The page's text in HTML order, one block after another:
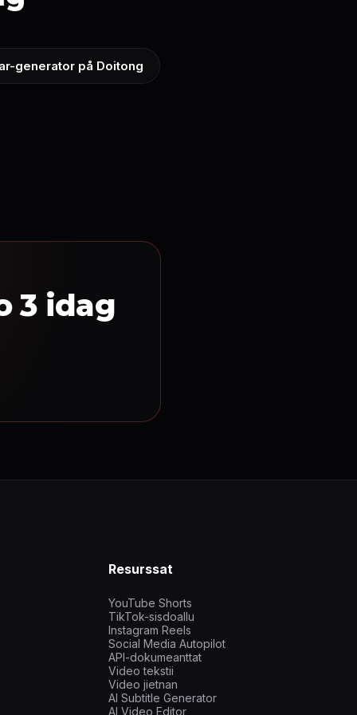
generator på Doitong
3 idag
Resurssat
YouTube Shorts
TikTok-sisdoallu
Instagram Reels
Social Media Autopilot
API-dokumeanttat
Video tekstii
Video jietnan
AI Subtitle Generator
AI Video Editor